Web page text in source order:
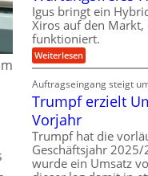
n
s
c
h
i
n
e
b
u
r
e
s
l
a
f
l
s
c
h
i
e
n
e
r
u
n
g
Igus bringt ein
Xiros auf den
funktioniert.
Weiterlesen:
W
r
u
g
s
f
r
Auftragseingang steigt
Trumpf erzielt
Vorjahr
Trumpf hat die
Geschäftsjahr
wurde ein Umsatz